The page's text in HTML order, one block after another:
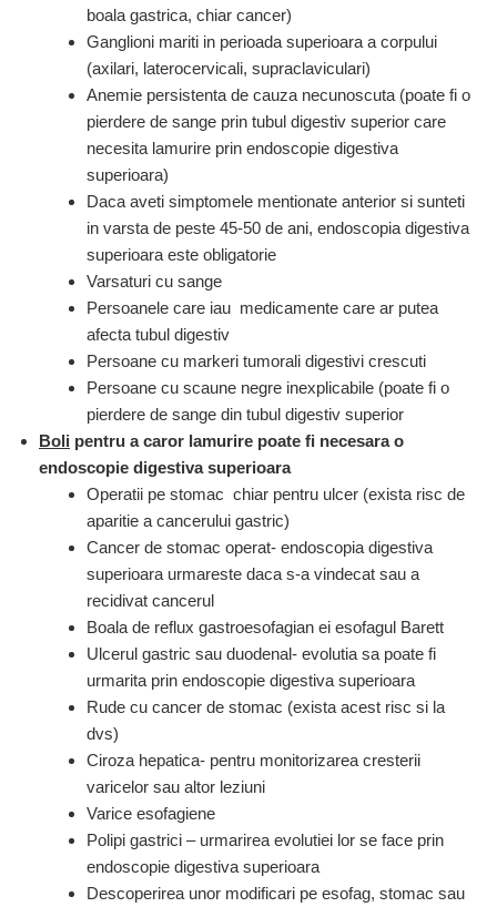
boala gastrica, chiar cancer)
Ganglioni mariti in perioada superioara a corpului
(axilari, laterocervicali, supraclaviculari)
Anemie persistenta de cauza necunoscuta (poate fi o
pierdere de sange prin tubul digestiv superior care
necesita lamurire prin endoscopie digestiva
superioara)
Daca aveti simptomele mentionate anterior si sunteti
in varsta de peste 45-50 de ani, endoscopia digestiva
superioara este obligatorie
Varsaturi cu sange
Persoanele care iau medicamente care ar putea
afecta tubul digestiv
Persoane cu markeri tumorali digestivi crescuti
Persoane cu scaune negre inexplicabile (poate fi o
pierdere de sange din tubul digestiv superior
Boli pentru a caror lamurire poate fi necesara o
endoscopie digestiva superioara
Operatii pe stomac chiar pentru ulcer (exista risc de
aparitie a cancerului gastric)
Cancer de stomac operat- endoscopia digestiva
superioara urmareste daca s-a vindecat sau a
recidivat cancerul
Boala de reflux gastroesofagian ei esofagul Barett
Ulcerul gastric sau duodenal- evolutia sa poate fi
urmarita prin endoscopie digestiva superioara
Rude cu cancer de stomac (exista acest risc si la
dvs)
Ciroza hepatica- pentru monitorizarea cresterii
varicelor sau altor leziuni
Varice esofagiene
Polipi gastrici – urmarirea evolutiei lor se face prin
endoscopie digestiva superioara
Descoperirea unor modificari pe esofag, stomac sau